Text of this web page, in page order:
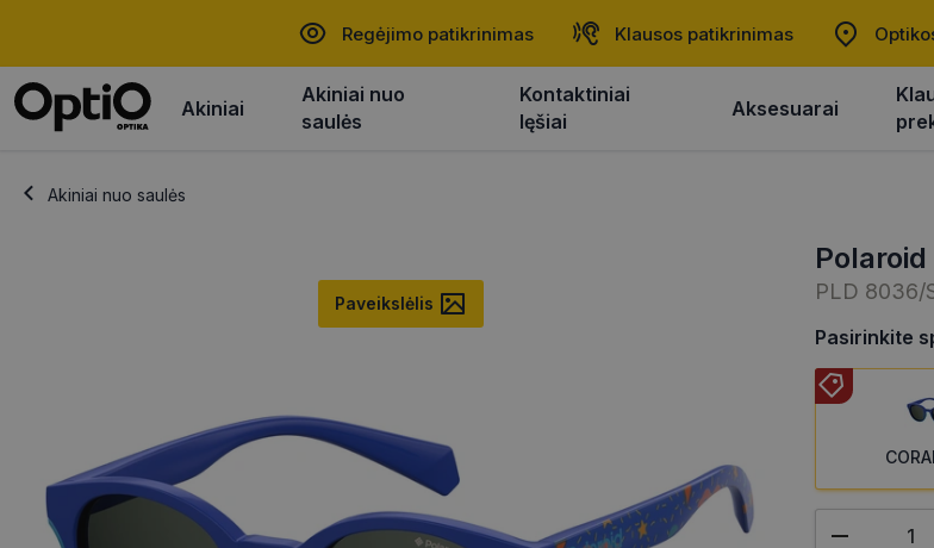
Regėjimo patikrinimas Klausos patikrinimas
Akiniai
Akiniai nuo
saulės
Kontaktiniai
lęšiai
Aksesuarai
Akiniai nuo saulės
Paveikslėlis
polaroid
PLD 8036/
Pasirinkite